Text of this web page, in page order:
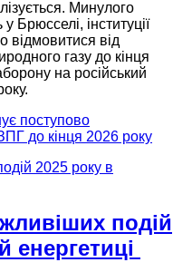
Минулого
Брюсселі, інституції
відмовитися від
газу до кінця
на російський
поступово
до кінця 2026 року
подій
енергетиці